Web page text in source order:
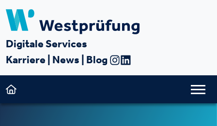
Digitale Services
Karriere News Blog